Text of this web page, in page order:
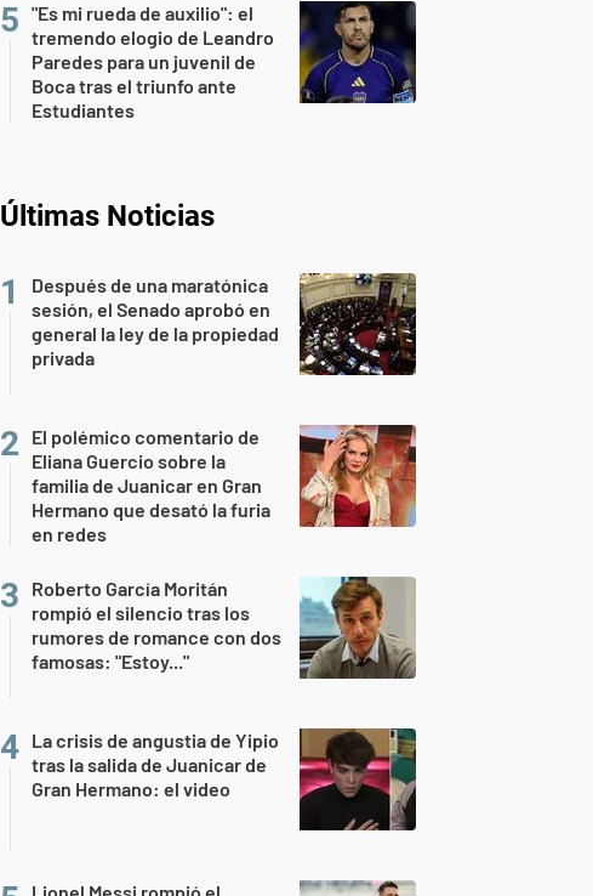
"Es mi rueda de auxilio": el
tremendo elogio de Leandro
Paredes para un juvenil de
Boca tras el triunfo ante
Estudiantes
Últimas Noticias
Después de una maratónica
sesión, el Senado aprobó en
general la ley de la propiedad
privada
El polémico comentario de
Eliana Guercio sobre la
familia de Juanicar en Gran
Hermano que desató la furia
en redes
Roberto García Moritán
rompió el silencio tras los
rumores de romance con dos
famosas: "Estoy..."
La crisis de angustia de Yipio
tras la salida de Juanicar de
Gran Hermano: el video